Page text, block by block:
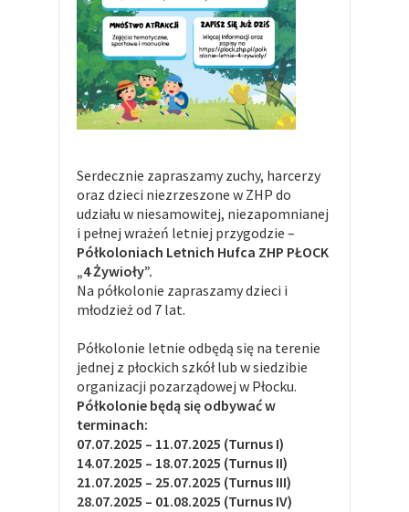
Serdecznie zapraszamy zuchy, harcerzy
oraz dzieci niezrzeszone w ZHP do
udziału w niesamowitej, niezapomnianej
i pełnej wrażeń letniej przygodzie –
Półkoloniach Letnich Hufca ZHP PŁOCK
„4 Żywioły”.
Na półkolonie zapraszamy dzieci i
młodzież od 7 lat.
Półkolonie letnie odbędą się na terenie
jednej z płockich szkół lub w siedzibie
organizacji pozarządowej w Płocku.
Półkolonie będą się odbywać w
terminach:
07.07.2025 – 11.07.2025 (Turnus I)
14.07.2025 – 18.07.2025 (Turnus II)
21.07.2025 – 25.07.2025 (Turnus III)
28.07.2025 – 01.08.2025 (Turnus IV)